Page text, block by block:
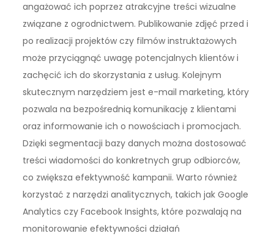
angażować ich poprzez atrakcyjne treści wizualne
związane z ogrodnictwem. Publikowanie zdjęć przed i
po realizacji projektów czy filmów instruktażowych
może przyciągnąć uwagę potencjalnych klientów i
zachęcić ich do skorzystania z usług. Kolejnym
skutecznym narzędziem jest e-mail marketing, który
pozwala na bezpośrednią komunikację z klientami
oraz informowanie ich o nowościach i promocjach.
Dzięki segmentacji bazy danych można dostosować
treści wiadomości do konkretnych grup odbiorców,
co zwiększa efektywność kampanii. Warto również
korzystać z narzędzi analitycznych, takich jak Google
Analytics czy Facebook Insights, które pozwalają na
monitorowanie efektywności działań